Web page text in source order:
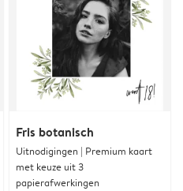
Fris botanisch
Uitnodigingen | Premium kaart
met keuze uit 3
papierafwerkingen